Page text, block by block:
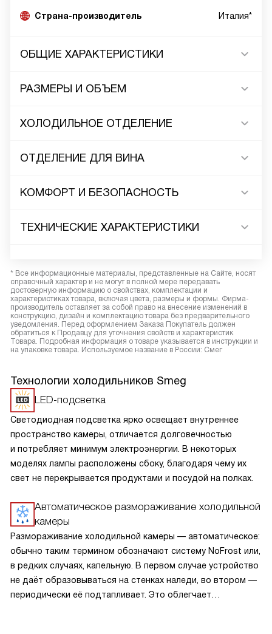
Страна-производитель Италия*
ОБЩИЕ ХАРАКТЕРИСТИКИ
РАЗМЕРЫ И ОБЪЕМ
ХОЛОДИЛЬНОЕ ОТДЕЛЕНИЕ
ОТДЕЛЕНИЕ ДЛЯ ВИНА
КОМФОРТ И БЕЗОПАСНОСТЬ
ТЕХНИЧЕСКИЕ ХАРАКТЕРИСТИКИ
* Все информационные материалы, представленные на Сайте, носят
справочный характер и не могут в полной мере передавать
достоверную информацию о свойствах, комплектации и
характеристиках товара, включая цвета, размеры и формы. Фирма-
производитель оставляет за собой право на внесение изменений в
конструкцию, дизайн и комплектацию товара без предварительного
уведомления. Перед оформлением Заказа Покупатель должен
обратиться к Продавцу для уточнения свойств и характеристик
Товара. Подробная информация о товаре указывается в инструкции и
на упаковке товара. Используемое название в России: Смег
Технологии холодильников Smeg
LED-подсветка
Светодиодная подсветка ярко освещает внутреннее
пространство камеры, отличается долговечностью
и потребляет минимум электроэнергии. В некоторых
моделях лампы расположены сбоку, благодаря чему их
свет не перекрывается продуктами и посудой на полках.
Автоматическое размораживание холодильной
камеры
Размораживание холодильной камеры — автоматическое:
обычно таким термином обозначают систему NoFrost или,
в редких случаях, капельную. В первом случае устройство
не даёт образовываться на стенках наледи, во втором —
периодически её подтапливает. Это облегчает